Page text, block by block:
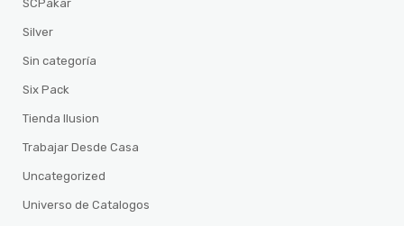
SCPakar
Silver
Sin categoría
Six Pack
Tienda Ilusion
Trabajar Desde Casa
Uncategorized
Universo de Catalogos